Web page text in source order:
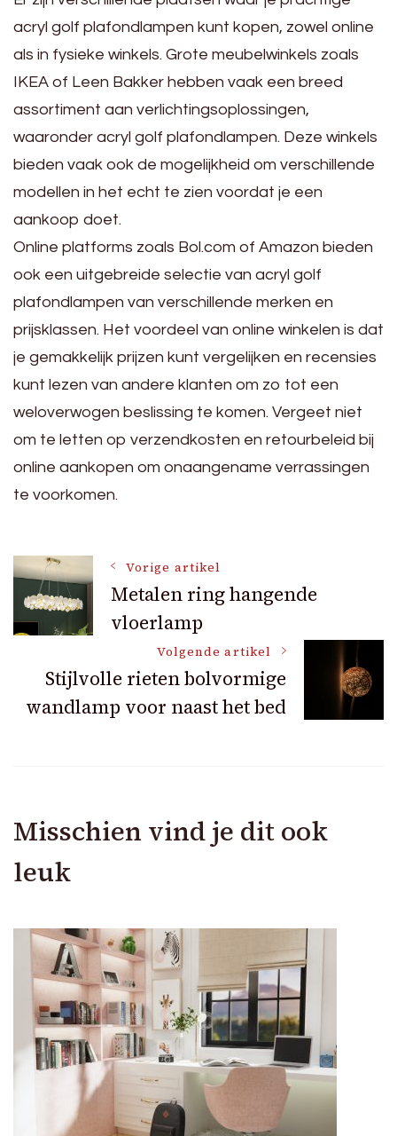
acryl golf plafondlampen kunt kopen, zowel online
als in fysieke winkels. Grote meubelwinkels zoals
IKEA of Leen Bakker hebben vaak een breed
assortiment aan verlichtingsoplossingen,
waaronder acryl golf plafondlampen. Deze winkels
bieden vaak ook de mogelijkheid om verschillende
modellen in het echt te zien voordat je een
aankoop doet.
Online platforms zoals Bol.com of Amazon bieden
ook een uitgebreide selectie van acryl golf
plafondlampen van verschillende merken en
prijsklassen. Het voordeel van online winkelen is dat
je gemakkelijk prijzen kunt vergelijken en recensies
kunt lezen van andere klanten om zo tot een
weloverwogen beslissing te komen. Vergeet niet
om te letten op verzendkosten en retourbeleid bij
online aankopen om onaangename verrassingen
te voorkomen.
Bericht
navigatie
Vorige artikel
Metalen ring hangende
vloerlamp
Volgende artikel
Stijlvolle rieten bolvormige
wandlamp voor naast het bed
Misschien vind je dit ook
leuk